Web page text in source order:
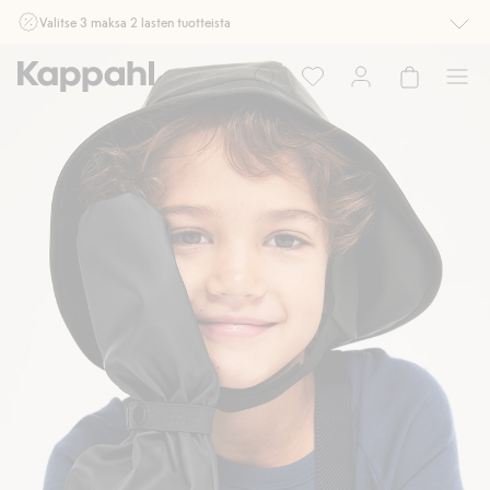
Valitse 3 maksa 2 lasten tuotteista
myymälässä ja verkossa. Ei voi yhdistää muihin alennuksiin tai tarjouksiin.
Osta nyt